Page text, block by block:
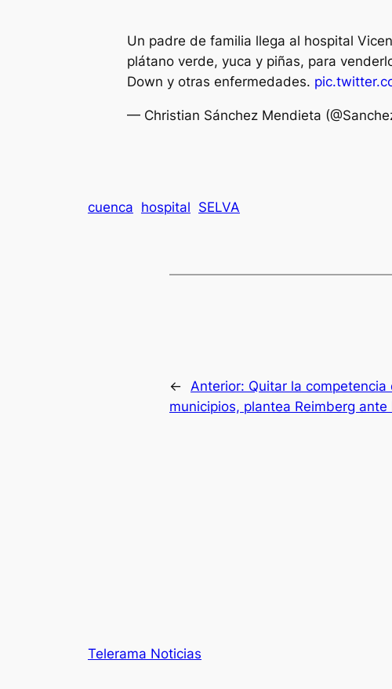
Un padre de familia llega al hospital
plátano verde, yuca y piñas, para
Down y otras enfermedades.
— Christian Sánchez Mendieta
cuenca hospital SELVA
← Anterior: Quitar la
municipios, plantea Reimberg ante
Telerama Noticias